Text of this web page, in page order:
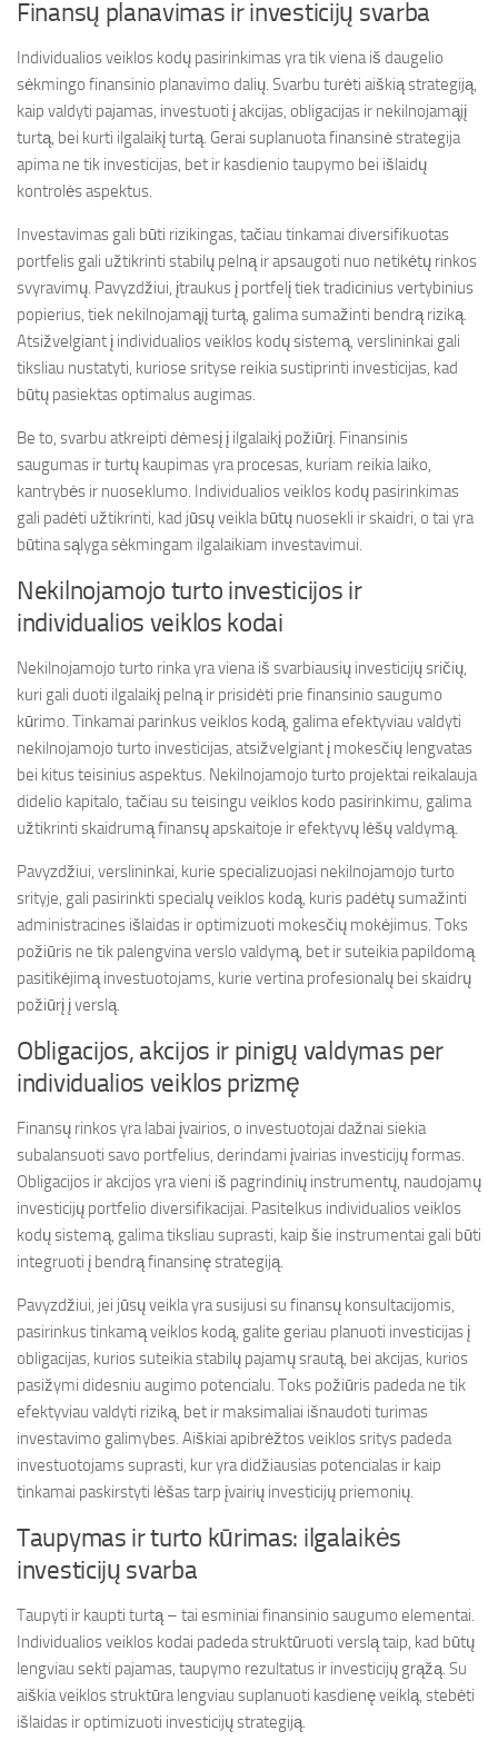
Finansų planavimas ir investicijų svarba
Individualios veiklos kodų pasirinkimas yra tik viena iš daugelio
sėkmingo finansinio planavimo dalių. Svarbu turėti aiškią strategiją,
kaip valdyti pajamas, investuoti į akcijas, obligacijas ir nekilnojamąjį
turtą, bei kurti ilgalaikį turtą. Gerai suplanuota finansinė strategija
apima ne tik investicijas, bet ir kasdienio taupymo bei išlaidų
kontrolės aspektus.
Investavimas gali būti rizikingas, tačiau tinkamai diversifikuotas
portfelis gali užtikrinti stabilų pelną ir apsaugoti nuo netikėtų rinkos
svyravimų. Pavyzdžiui, įtraukus į portfelį tiek tradicinius vertybinius
popierius, tiek nekilnojamąjį turtą, galima sumažinti bendrą riziką.
Atsižvelgiant į individualios veiklos kodų sistemą, verslininkai gali
tiksliau nustatyti, kuriose srityse reikia sustiprinti investicijas, kad
būtų pasiektas optimalus augimas.
Be to, svarbu atkreipti dėmesį į ilgalaikį požiūrį. Finansinis
saugumas ir turtų kaupimas yra procesas, kuriam reikia laiko,
kantrybės ir nuoseklumo. Individualios veiklos kodų pasirinkimas
gali padėti užtikrinti, kad jūsų veikla būtų nuosekli ir skaidri, o tai yra
būtina sąlyga sėkmingam ilgalaikiam investavimui.
Nekilnojamojo turto investicijos ir
individualios veiklos kodai
Nekilnojamojo turto rinka yra viena iš svarbiausių investicijų sričių,
kuri gali duoti ilgalaikį pelną ir prisidėti prie finansinio saugumo
kūrimo. Tinkamai parinkus veiklos kodą, galima efektyviau valdyti
nekilnojamojo turto investicijas, atsižvelgiant į mokesčių lengvatas
bei kitus teisinius aspektus. Nekilnojamojo turto projektai reikalauja
didelio kapitalo, tačiau su teisingu veiklos kodo pasirinkimu, galima
užtikrinti skaidrumą finansų apskaitoje ir efektyvų lėšų valdymą.
Pavyzdžiui, verslininkai, kurie specializuojasi nekilnojamojo turto
srityje, gali pasirinkti specialų veiklos kodą, kuris padėtų sumažinti
administracines išlaidas ir optimizuoti mokesčių mokėjimus. Toks
požiūris ne tik palengvina verslo valdymą, bet ir suteikia papildomą
pasitikėjimą investuotojams, kurie vertina profesionalų bei skaidrų
požiūrį į verslą.
Obligacijos, akcijos ir pinigų valdymas per
individualios veiklos prizmę
Finansų rinkos yra labai įvairios, o investuotojai dažnai siekia
subalansuoti savo portfelius, derindami įvairias investicijų formas.
Obligacijos ir akcijos yra vieni iš pagrindinių instrumentų, naudojamų
investicijų portfelio diversifikacijai. Pasitelkus individualios veiklos
kodų sistemą, galima tiksliau suprasti, kaip šie instrumentai gali būti
integruoti į bendrą finansinę strategiją.
Pavyzdžiui, jei jūsų veikla yra susijusi su finansų konsultacijomis,
pasirinkus tinkamą veiklos kodą, galite geriau planuoti investicijas į
obligacijas, kurios suteikia stabilų pajamų srautą, bei akcijas, kurios
pasižymi didesniu augimo potencialu. Toks požiūris padeda ne tik
efektyviau valdyti riziką, bet ir maksimaliai išnaudoti turimas
investavimo galimybes. Aiškiai apibrėžtos veiklos sritys padeda
investuotojams suprasti, kur yra didžiausias potencialas ir kaip
tinkamai paskirstyti lėšas tarp įvairių investicijų priemonių.
Taupymas ir turto kūrimas: ilgalaikės
investicijų svarba
Taupyti ir kaupti turtą – tai esminiai finansinio saugumo elementai.
Individualios veiklos kodai padeda struktūruoti verslą taip, kad būtų
lengviau sekti pajamas, taupymo rezultatus ir investicijų grąžą. Su
aiškia veiklos struktūra lengviau suplanuoti kasdienę veiklą, stebėti
išlaidas ir optimizuoti investicijų strategiją.